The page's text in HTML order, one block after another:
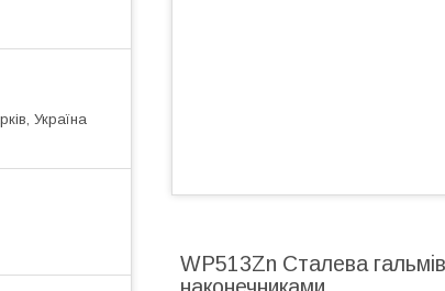
WP513Zn Сталева
наконечниками.
Україна